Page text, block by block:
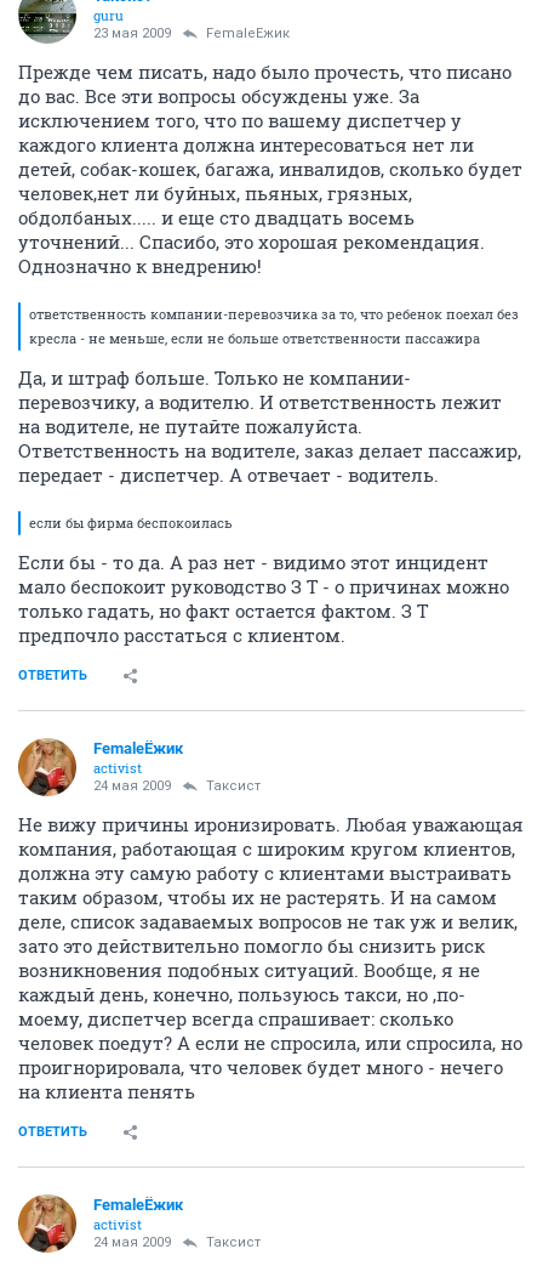
guru
23 мая 2009 FemaleЁжик
Прежде чем писать, надо было прочесть, что писано
до вас. Все эти вопросы обсуждены уже. За
исключением того, что по вашему диспетчер у
каждого клиента должна интересоваться нет ли
детей, собак-кошек, багажа, инвалидов, сколько будет
человек,нет ли буйных, пьяных, грязных,
обдолбаных..... и еще сто двадцать восемь
уточнений... Спасибо, это хорошая рекомендация.
Однозначно к внедрению!
ответственность компании-перевозчика за то, что ребенок поехал без
кресла - не меньше, если не больше ответственности пассажира
Да, и штраф больше. Только не компании-
перевозчику, а водителю. И ответственность лежит
на водителе, не путайте пожалуйста.
Ответственность на водителе, заказ делает пассажир,
передает - диспетчер. А отвечает - водитель.
если бы фирма беспокоилась
Если бы - то да. А раз нет - видимо этот инцидент
мало беспокоит руководство З Т - о причинах можно
только гадать, но факт остается фактом. З Т
предпочло расстаться с клиентом.
ОТВЕТИТЬ
FemaleЁжик
activist
24 мая 2009 Таксист
Не вижу причины иронизировать. Любая уважающая
компания, работающая с широким кругом клиентов,
должна эту самую работу с клиентами выстраивать
таким образом, чтобы их не растерять. И на самом
деле, список задаваемых вопросов не так уж и велик,
зато это действительно помогло бы снизить риск
возникновения подобных ситуаций. Вообще, я не
каждый день, конечно, пользуюсь такси, но ,по-
моему, диспетчер всегда спрашивает: сколько
человек поедут? А если не спросила, или спросила, но
проигнорировала, что человек будет много - нечего
на клиента пенять
ОТВЕТИТЬ
FemaleЁжик
activist
24 мая 2009 Таксист